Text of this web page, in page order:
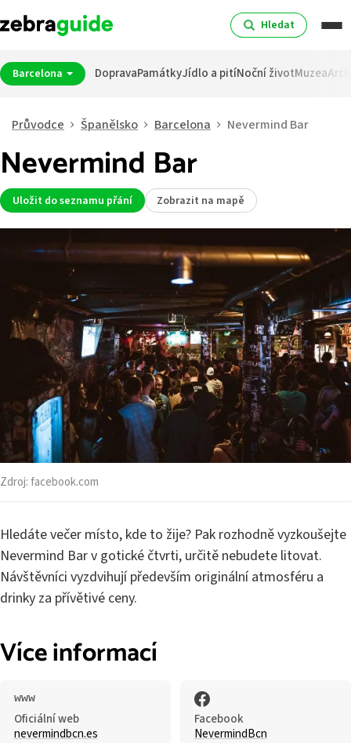
Hledat
Barcelona DopravaPamátkyJídlo a pitíNoční životMuzea
Průvodce Španělsko Barcelona Nevermind Bar
Nevermind Bar
Uložit do seznamu přání Zobrazit na mapě
Zdroj:facebook.com
Hledáte večer místo, kde to žije? Pak rozhodně vyzkoušejte
Nevermind Bar v gotické čtvrti, určitě nebudete litovat.
Návštěvníci vyzdvihují především originální atmosféru a
drinky za přívětivé ceny.
Více informací
Oficiální web
nevermindbcn.es
Facebook
NevermindBcn